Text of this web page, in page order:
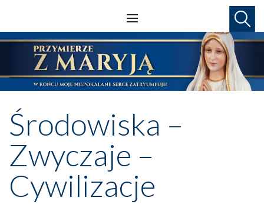
Środowiska –
Zwyczaje –
Cywilizacje